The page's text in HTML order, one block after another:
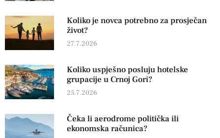
Koliko je novca potrebno za prosječan
život?
27.7.2026
Koliko uspješno posluju hotelske
grupacije u Crnoj Gori?
25.7.2026
Čeka li aerodrome politička ili
ekonomska računica?